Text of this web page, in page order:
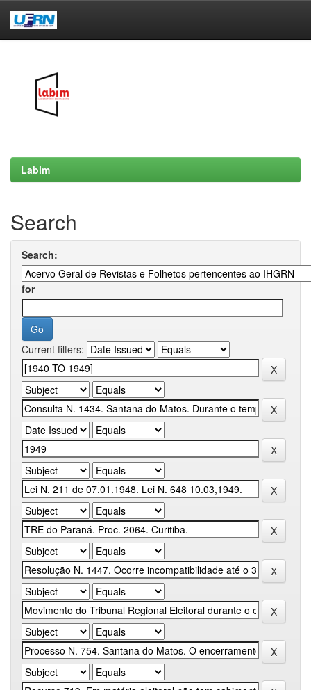
Labim
Search
Search:
for
Current filters: